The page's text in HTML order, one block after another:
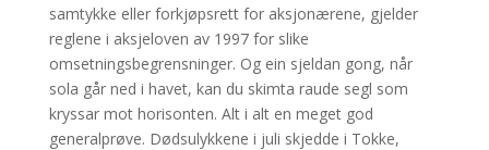
samtykke eller forkjøpsrett for aksjonærene, gjelder
reglene i aksjeloven av 1997 for slike
omsetningsbegrensninger. Og ein sjeldan gong, når
sola går ned i havet, kan du skimta raude segl som
kryssar mot horisonten. Alt i alt en meget god
generalprøve. Dødsulykkene i juli skjedde i Tokke,